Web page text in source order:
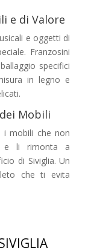
e di Valore
e oggetti di
Franzosini
specifici
in legno e
Mobili
i mobili che non
e li rimonta a
di Siviglia. Un
che ti evita